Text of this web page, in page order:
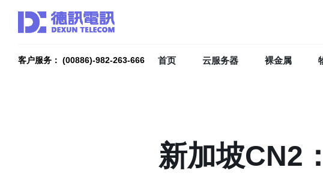
客户服务： (00886)-982-263-666 首页 云服务器 裸金属
新加坡CN2